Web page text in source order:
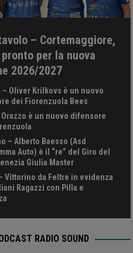
– Cortemaggiore,
per la nuova
2026/2027
– Oliver Krilkovs è un nuovo
dei Fiorenzuola Bees
Orazzo è un nuovo difensore
– Alberto Baesso (Asd
Auto) è il “re” del Giro del
Giulia Master
Vittorino da Feltre in evidenza
Ragazzi con Pilla e
RADIO SOUND